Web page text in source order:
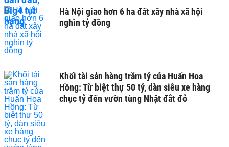
Hà Nội giao hơn 6 ha đất xây nhà xã hội
nghìn tỷ đồng
Khối tài sản hàng trăm tỷ của Huấn Hoa
Hồng: Từ biệt thự 50 tỷ, dàn siêu xe hàng
chục tỷ đến vườn tùng Nhật đắt đỏ